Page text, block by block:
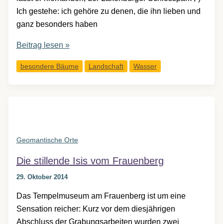
Ich gestehe: ich gehöre zu denen, die ihn lieben und
ganz besonders haben
Parkzauber
Laxenburger
Beitrag lesen »
besondere Bäume Landschaft Wasser
Geomantische Orte
Die stillende Isis vom Frauenberg
29. Oktober 2014
Das Tempelmuseum am Frauenberg ist um eine
Sensation reicher: Kurz vor dem diesjährigen
Abschluss der Grabungsarbeiten wurden zwei